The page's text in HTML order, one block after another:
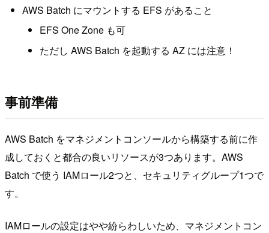
AWS Batch にマウントする EFS があること
EFS One Zone も可
ただし AWS Batch を起動する AZ には注意！
事前準備
AWS Batch をマネジメントコンソールから構築する前に作
成しておくと都合の良いリソースが3つあります。AWS
Batch で使う IAMロール2つと、セキュリティグループ1つで
す。
IAMロールの設定はやや紛らわしいため、マネジメントコン